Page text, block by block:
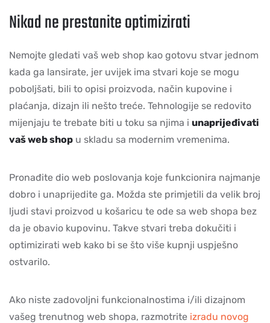
Nikad ne prestanite optimizirati
Nemojte gledati vaš web shop kao gotovu stvar jednom
kada ga lansirate, jer uvijek ima stvari koje se mogu
poboljšati, bili to opisi proizvoda, način kupovine i
plaćanja, dizajn ili nešto treće. Tehnologije se redovito
mijenjaju te trebate biti u toku sa njima i unaprijeđivati
vaš web shop u skladu sa modernim vremenima.
Pronađite dio web poslovanja koje funkcionira najmanje
dobro i unaprijedite ga. Možda ste primjetili da velik broj
ljudi stavi proizvod u košaricu te ode sa web shopa bez
da je obavio kupovinu. Takve stvari treba dokučiti i
optimizirati web kako bi se što više kupnji uspješno
ostvarilo.
Ako niste zadovoljni funkcionalnostima i/ili dizajnom
vašeg trenutnog web shopa, razmotrite izradu novog